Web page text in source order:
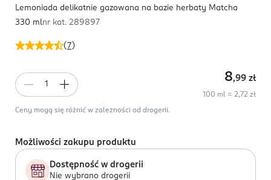
( 7)
Lemoniada delikatnie gazowana na bazie herbaty Matcha
330 mlnr kat. 289897
8,99 zł
100 ml = 2,72 zł
Ceny mogą się różnić w zależności od drogerii.
Możliwości zakupu produktu
Dostępność w drogerii
Nie wybrano drogerii